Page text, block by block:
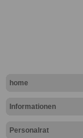
home
Informationen
Personalrat